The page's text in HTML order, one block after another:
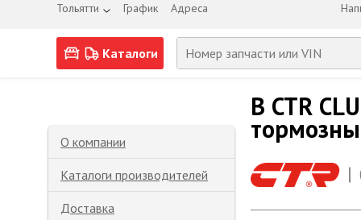
Тольятти График Адреса
Каталоги
О компании
Каталоги производителей
Доставка
В CTR